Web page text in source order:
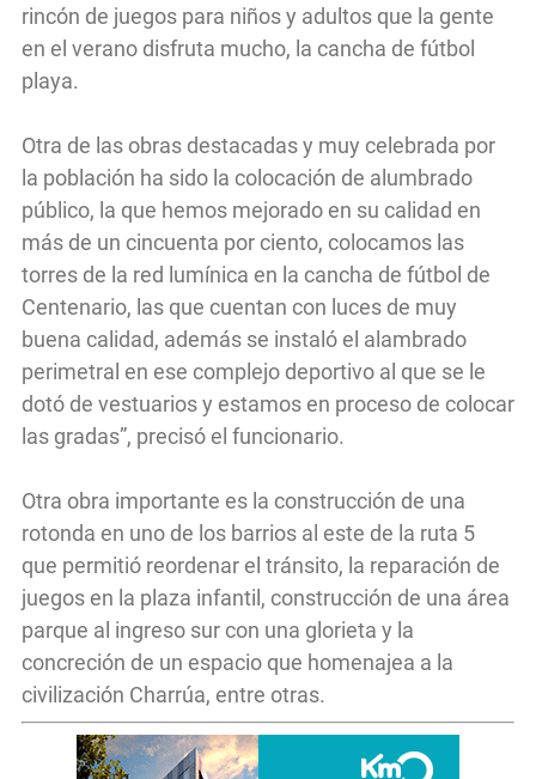
rincón de juegos para niños y adultos que la gente
en el verano disfruta mucho, la cancha de fútbol
playa.
Otra de las obras destacadas y muy celebrada por
la población ha sido la colocación de alumbrado
público, la que hemos mejorado en su calidad en
más de un cincuenta por ciento, colocamos las
torres de la red lumínica en la cancha de fútbol de
Centenario, las que cuentan con luces de muy
buena calidad, además se instaló el alambrado
perimetral en ese complejo deportivo al que se le
dotó de vestuarios y estamos en proceso de colocar
las gradas”, precisó el funcionario.
Otra obra importante es la construcción de una
rotonda en uno de los barrios al este de la ruta 5
que permitió reordenar el tránsito, la reparación de
juegos en la plaza infantil, construcción de una área
parque al ingreso sur con una glorieta y la
concreción de un espacio que homenajea a la
civilización Charrúa, entre otras.